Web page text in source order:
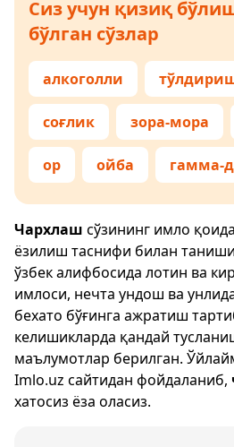
Сиз учун қизиқ
бўлган сўзлар
алкоголли
соғлик зора-мора
ор ойба гамма-
Чархлаш сўзининг имло
ёзилиш таснифи билан
ўзбек алифбосида лотин ва
имлоси, нечта ундош ва
бехато бўғинга ажратиш
келишикларда қандай
маълумотлар берилган.
Imlo.uz сайтидан фойдаланиб,
хатосиз ёза оласиз.